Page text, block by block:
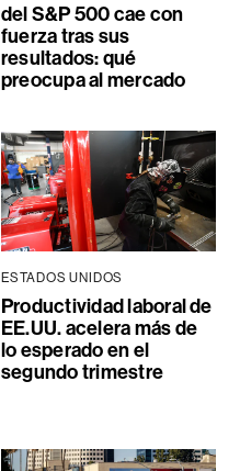
del S&P 500 cae con
fuerza tras sus
resultados: qué
preocupa al mercado
ESTADOS UNIDOS
Productividad laboral de
EE.UU. acelera más de
lo esperado en el
segundo trimestre